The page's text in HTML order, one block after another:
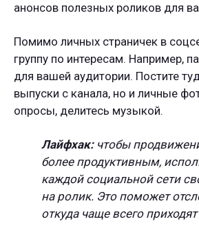
анонсов полезных роликов для
Помимо личных страничек в
группу по интересам. Например,
для вашей аудитории. Постите
выпуски с канала, но и личные
опросы, делитесь музыкой.
Лайфхак: чтобы
более продуктивным,
каждой социальной сети
на ролик. Это поможет
откуда чаще всего